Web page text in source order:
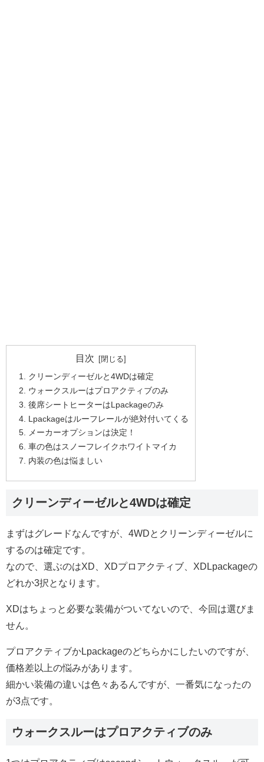
目次
クリーンディーゼルと4WDは確定
ウォークスルーはプロアクティブのみ
後席シートヒーターはLpackageのみ
Lpackageはルーフレールが絶対付いてくる
メーカーオプションは決定！
車の色はスノーフレイクホワイトマイカ
内装の色は悩ましい
クリーンディーゼルと4WDは確定
まずはグレードなんですが、4WDとクリーンディーゼルに
するのは確定です。
なので、選ぶのはXD、XDプロアクティブ、XDLpackageの
どれか3択となります。
XDはちょっと必要な装備がついてないので、今回は選びま
せん。
プロアクティブかLpackageのどちらかにしたいのですが、
価格差以上の悩みがあります。
細かい装備の違いは色々あるんですが、一番気になったの
が3点です。
ウォークスルーはプロアクティブのみ